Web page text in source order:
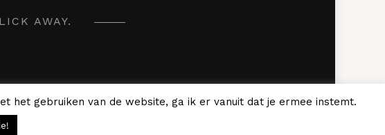
AWAY.
het gebruiken van de website, ga ik er vanuit dat je ermee instemt.